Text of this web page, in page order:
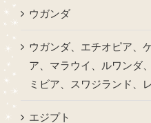
ウガンダ
ウガンダ、エチオピア、
ア、マラウイ、ルワンダ
ミビア、スワジランド、
エジプト